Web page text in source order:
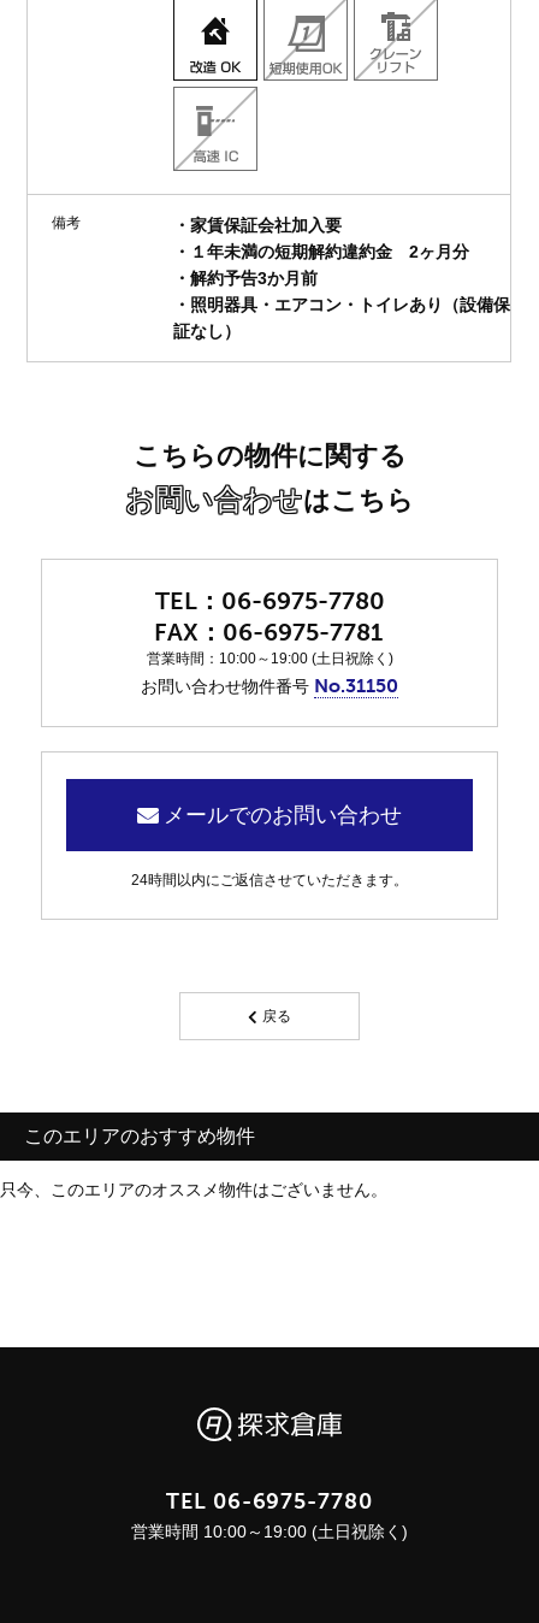
備考
・家賃保証会社加入要
・１年未満の短期解約違約金 2ヶ月分
・解約予告3か月前
・照明器具・エアコン・トイレあり（設備保
証なし）
こちらの物件に関する
お問い合わせはこちら
06-6975-7780
06-6975-7781
営業時間：10:00～19:00 (土日祝除く)
お問い合わせ物件番号 No.31150
メールでのお問い合わせ
24時間以内にご返信させていただきます。
戻る
このエリアのおすすめ物件
只今、このエリアのオススメ物件はございません。
TEL 06-6975-7780
営業時間 10:00～19:00 (土日祝除く)